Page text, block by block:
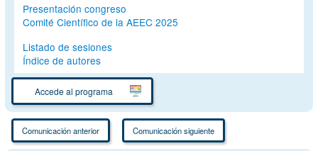
Presentación congreso
Comité Científico de la AEEC 2025
Listado de sesiones
Índice de autores
Accede al programa
Comunicación anterior Comunicación siguiente